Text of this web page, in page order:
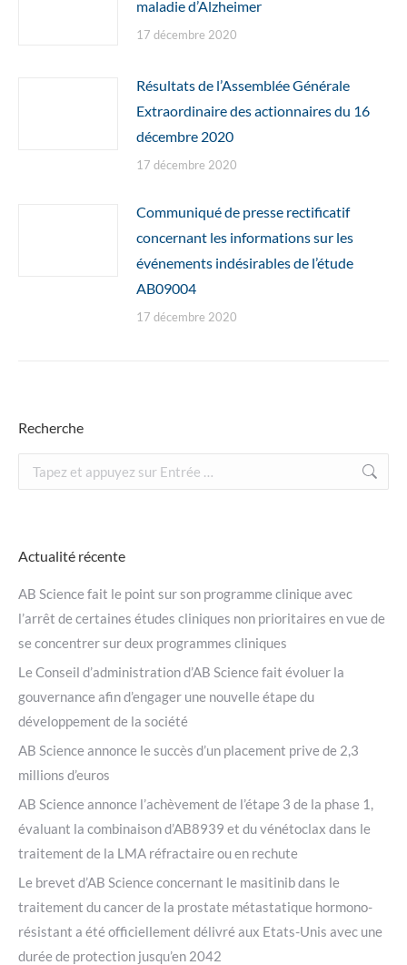
maladie d’Alzheimer
17 décembre 2020
Résultats de l’Assemblée Générale
Extraordinaire des actionnaires du 16
décembre 2020
17 décembre 2020
Communiqué de presse rectificatif
concernant les informations sur les
événements indésirables de l’étude
AB09004
17 décembre 2020
Recherche
Recherche
:
Actualité récente
AB Science fait le point sur son programme clinique avec
l’arrêt de certaines études cliniques non prioritaires en vue de
se concentrer sur deux programmes cliniques
Le Conseil d’administration d’AB Science fait évoluer la
gouvernance afin d’engager une nouvelle étape du
développement de la société
AB Science annonce le succès d’un placement prive de 2,3
millions d’euros
AB Science annonce l’achèvement de l’étape 3 de la phase 1,
évaluant la combinaison d’AB8939 et du vénétoclax dans le
traitement de la LMA réfractaire ou en rechute
Le brevet d’AB Science concernant le masitinib dans le
traitement du cancer de la prostate métastatique hormono-
résistant a été officiellement délivré aux Etats-Unis avec une
durée de protection jusqu’en 2042